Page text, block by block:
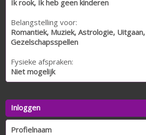
Ik rook, Ik heb geen kinderen
Belangstelling voor:
Romantiek, Muziek, Astrologie,
Gezelschapsspellen
Fysieke afspraken:
Niet mogelijk
Inloggen
Profielnaam